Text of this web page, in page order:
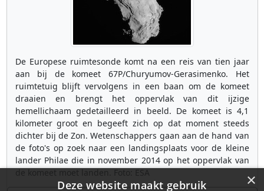
De Europese ruimtesonde komt na een reis van tien jaar
aan bij de komeet 67P/Churyumov-Gerasimenko. Het
ruimtetuig blijft vervolgens in een baan om de komeet
draaien en brengt het oppervlak van dit ijzige
hemellichaam gedetailleerd in beeld. De komeet is 4,1
kilometer groot en begeeft zich op dat moment steeds
dichter bij de Zon. Wetenschappers gaan aan de hand van
de foto's op zoek naar een landingsplaats voor de kleine
lander Philae die in november 2014 op het oppervlak van
×
Deze website maakt gebruik